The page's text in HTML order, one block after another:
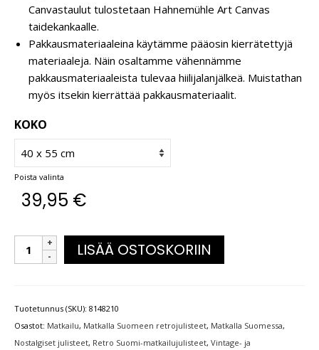
Canvastaulut tulostetaan Hahnemühle Art Canvas
taidekankaalle.
Pakkausmateriaaleina käytämme pääosin kierrätettyjä
materiaaleja. Näin osaltamme vähennämme
pakkausmateriaaleista tulevaa hiilijalanjälkeä. Muistathan
myös itsekin kierrättää pakkausmateriaalit.
KOKO
Poista valinta
39,95 €
LISÄÄ OSTOSKORIIN
Tuotetunnus (SKU): 8148210
Osastot: Matkailu, Matkalla Suomeen retrojulisteet, Matkalla Suomessa,
Nostalgiset julisteet, Retro Suomi-matkailujulisteet, Vintage- ja